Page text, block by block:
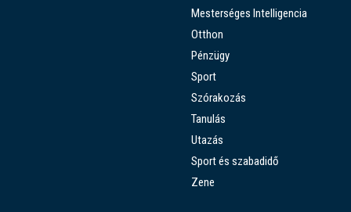
Mesterséges Intelligencia
Otthon
Pénzügy
Sport
Szórakozás
Tanulás
Utazás
Sport és szabadidő
Zene